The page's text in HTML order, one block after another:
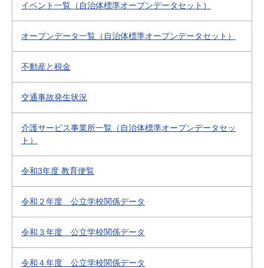
イベント一覧（自治体標準オープンデータセット）
オープンデータ一覧（自治体標準オープンデータセット）
不動産と税金
交通事故発生状況
介護サービス事業所一覧（自治体標準オープンデータセッ
ト）
令和3年度 教育便覧
令和２年度 公立学校関係データ
令和３年度 公立学校関係データ
令和４年度 公立学校関係データ